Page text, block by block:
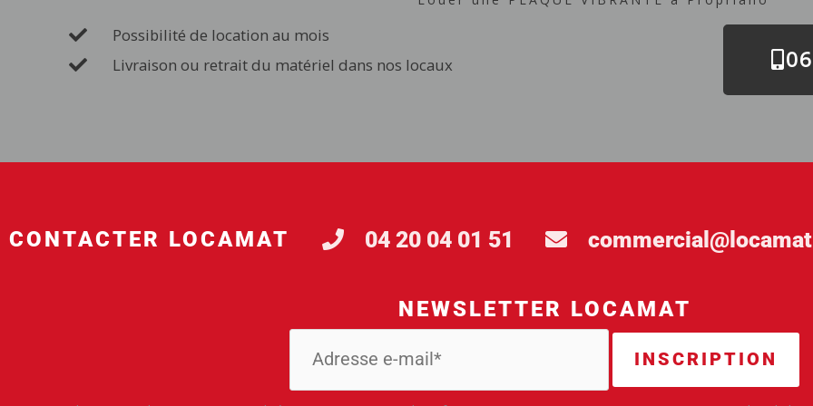
Possibilité de location au mois
Livraison ou retrait du matériel dans nos locaux
CONTACTER LOCAMAT 04 20 04 01 51
NEWSLETTER LOCAMAT